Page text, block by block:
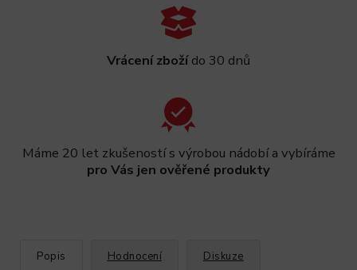
Vrácení zbožído 30 dnů
Máme 20 let zkušeností s výrobou nádobí a vybíráme
pro Vás jen ověřené produkty
Popis Hodnocení Diskuze